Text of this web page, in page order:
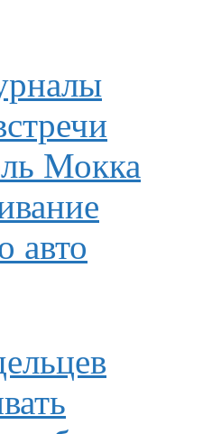
Мокка
авто